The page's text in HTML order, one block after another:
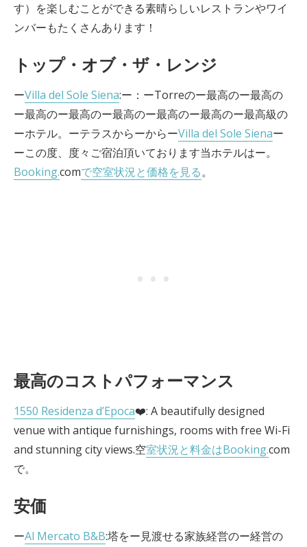
す）を楽しむことができる素晴らしいレストランやワイ
ンバーもたくさんあります！
トップ・オブ・ザ・レンジ
ーVilla del Sole Siena:ー：ーTorreのー最高のー最高の
ー最高のー最高のー最高のー最高のー最高のー最高級の
ーホテル。ーテラスからーからーVilla del Sole Sienaー
ーこの度、度々ご宿泊頂いております当ホテルはー。
Booking.comで空室状況と価格を見る。
最高のコストパフォーマンス
1550 Residenza d’Epoca❤️: A beautifully designed
venue with antique furnishings, rooms with free Wi-Fi
and stunning city views.空室状況と料金はBooking.com
で。
安価
ーAl Mercato B&B:塔をー見渡せる家族経営のー経営の